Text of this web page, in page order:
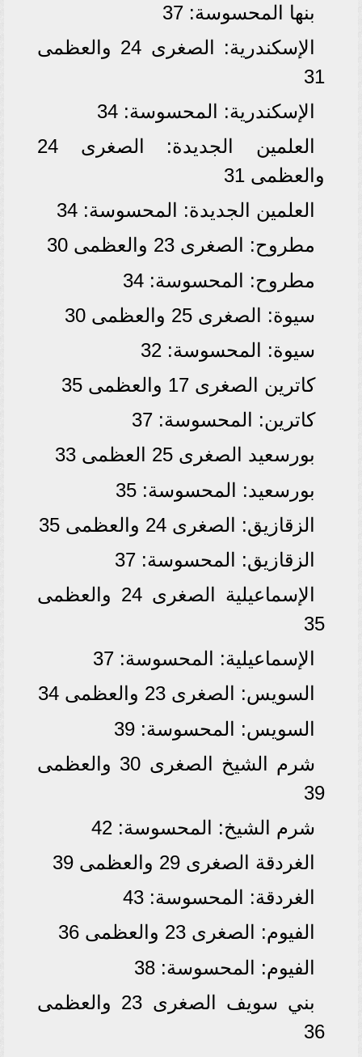
بنها المحسوسة: 37
الإسكندرية: الصغرى 24 والعظمى
31
الإسكندرية: المحسوسة: 34
العلمين الجديدة: الصغرى 24
والعظمى 31
العلمين الجديدة: المحسوسة: 34
مطروح: الصغرى 23 والعظمى 30
مطروح: المحسوسة: 34
سيوة: الصغرى 25 والعظمى 30
سيوة: المحسوسة: 32
كاترين الصغرى 17 والعظمى 35
كاترين: المحسوسة: 37
بورسعيد الصغرى 25 العظمى 33
بورسعيد: المحسوسة: 35
الزقازيق: الصغرى 24 والعظمى 35
الزقازيق: المحسوسة: 37
الإسماعيلية الصغرى 24 والعظمى
35
الإسماعيلية: المحسوسة: 37
السويس: الصغرى 23 والعظمى 34
السويس: المحسوسة: 39
شرم الشيخ الصغرى 30 والعظمى
39
شرم الشيخ: المحسوسة: 42
الغردقة الصغرى 29 والعظمى 39
الغردقة: المحسوسة: 43
الفيوم: الصغرى 23 والعظمى 36
الفيوم: المحسوسة: 38
بني سويف الصغرى 23 والعظمى
36